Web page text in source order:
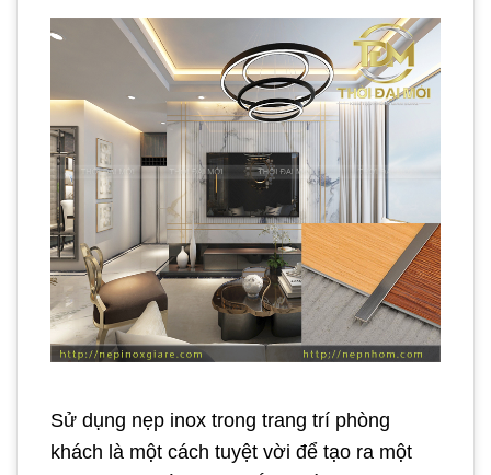
Sử dụng nẹp inox trong trang trí phòng
khách là một cách tuyệt vời để tạo ra một